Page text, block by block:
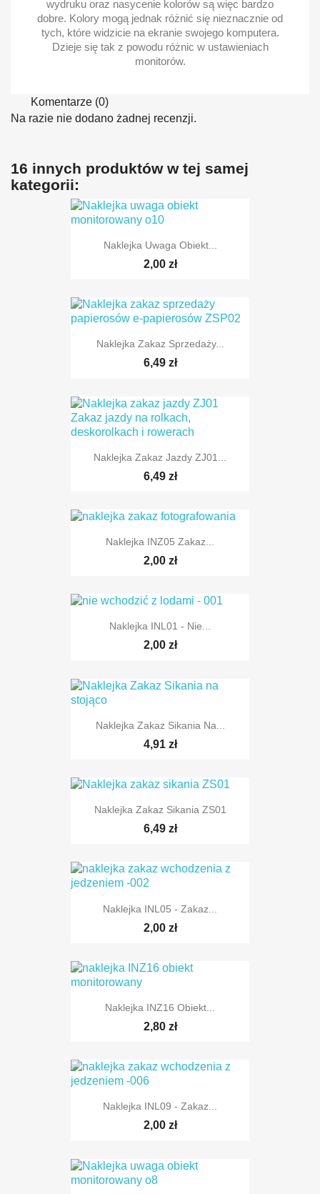
wydruku oraz nasycenie kolorów są więc bardzo
dobre. Kolory mogą jednak różnić się nieznacznie od
tych, które widzicie na ekranie swojego komputera.
Dzieje się tak z powodu różnic w ustawieniach
monitorów.
Komentarze (0)
Na razie nie dodano żadnej recenzji.
16 innych produktów w tej samej
kategorii:
Naklejka Uwaga Obiekt...
2,00 zł
Naklejka Zakaz Sprzedaży...
6,49 zł
Naklejka Zakaz Jazdy ZJ01...
6,49 zł
Naklejka INZ05 Zakaz...
2,00 zł
Naklejka INL01 - Nie...
2,00 zł
Naklejka Zakaz Sikania Na...
4,91 zł
Naklejka Zakaz Sikania ZS01
6,49 zł
Naklejka INL05 - Zakaz...
2,00 zł
Naklejka INZ16 Obiekt...
2,80 zł
Naklejka INL09 - Zakaz...
2,00 zł